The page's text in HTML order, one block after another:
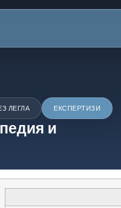
и
ЕКСПЕРТИЗИ
ЛЕГЛА